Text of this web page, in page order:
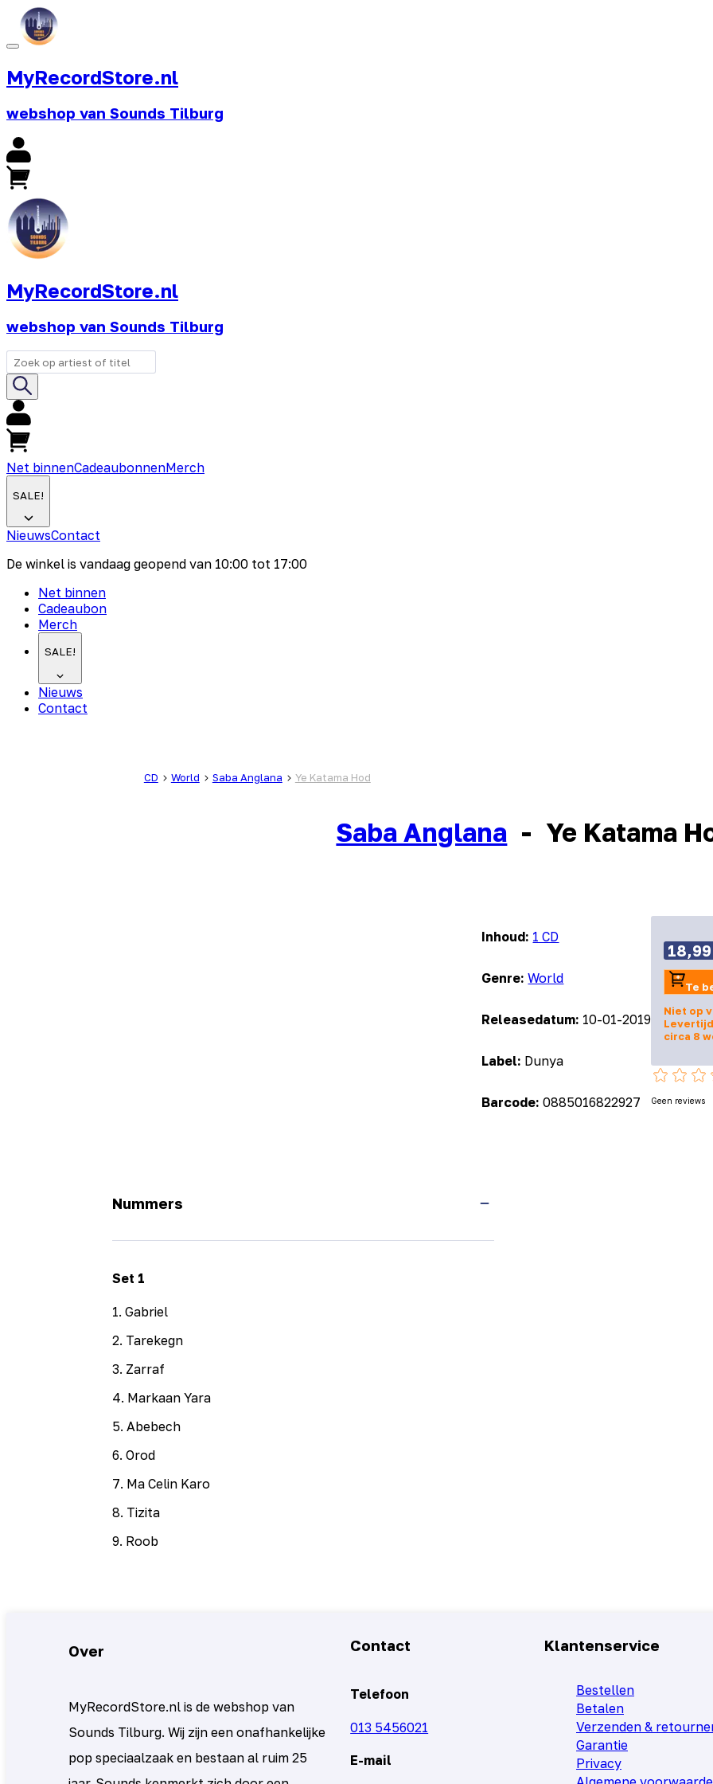
MyRecordStore.nl
webshop van Sounds Tilburg
MyRecordStore.nl
webshop van Sounds Tilburg
Net binnenCadeaubonnenMerch
SALE!
NieuwsContact
De winkel is vandaag geopend van 10:00 tot 17:00
Net binnen
Cadeaubon
Merch
SALE!
Nieuws
Contact
CD World Saba Anglana Ye Katama Hod
Saba Anglana - Ye Katama
Inhoud: 1 CD
Genre:World
Releasedatum: 10-01-2019
Label: Dunya
Barcode:0885016822927
18,99
Te
Niet op
circa 8
Geen reviews
Nummers
Set 1
1. Gabriel
2. Tarekegn
3. Zarraf
4. Markaan Yara
5. Abebech
6. Orod
7. Ma Celin Karo
8. Tizita
9. Roob
Over
MyRecordStore.nl is de webshop van
Sounds Tilburg. Wij zijn een onafhankelijke
pop speciaalzaak en bestaan al ruim 25
Contact
Telefoon
013 5456021
E-mail
Klantenservice
Bestellen
Betalen
Verzenden &
Garantie
Privacy